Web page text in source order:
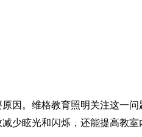
因。 维格教育照明关注这一
少眩光和闪烁，还能提高教室